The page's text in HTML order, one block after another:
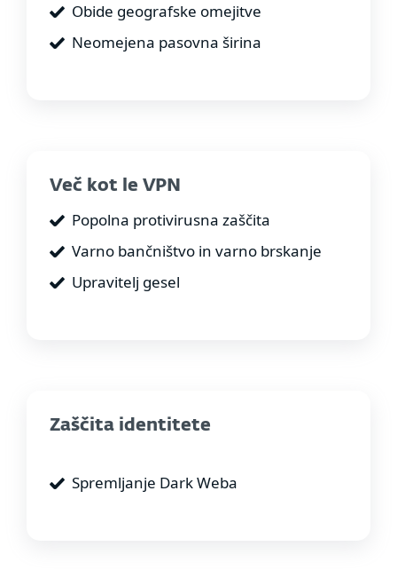
Obide geografske omejitve
Neomejena pasovna širina
Več kot le VPN
Popolna protivirusna zaščita
Varno bančništvo in varno brskanje
Upravitelj gesel
Zaščita identitete
Spremljanje Dark Weba